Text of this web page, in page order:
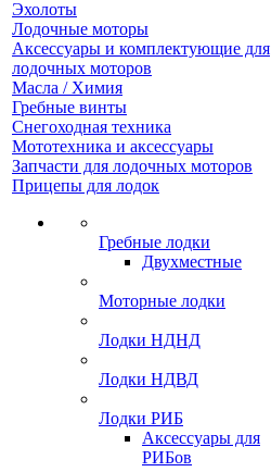
Эхолоты
Лодочные моторы
Аксессуары и комплектующие для
лодочных моторов
Масла / Химия
Гребные винты
Снегоходная техника
Мототехника и аксессуары
Запчасти для лодочных моторов
Прицепы для лодок
Гребные лодки
Двухместные
Моторные лодки
Лодки НДНД
Лодки НДВД
Лодки РИБ
Аксессуары для
РИБов